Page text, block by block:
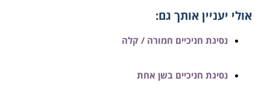
אולי יעניין אותך גם:
נסיגת חניכיים חמורה / קלה
נסיגת חניכיים בשן אחת